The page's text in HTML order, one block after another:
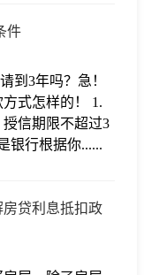
件
到3年吗？急！
式怎样的！ 1.
信期限不超过3
银行根据你......
贷利息抵扣政